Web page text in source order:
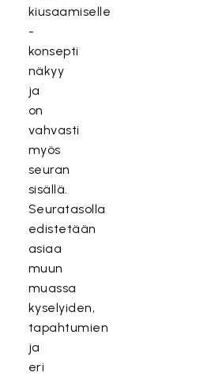
kiusaamiselle
-
konsepti
näkyy
ja
on
vahvasti
myös
seuran
sisällä.
Seuratasolla
edistetään
asiaa
muun
muassa
kyselyiden,
tapahtumien
ja
eri